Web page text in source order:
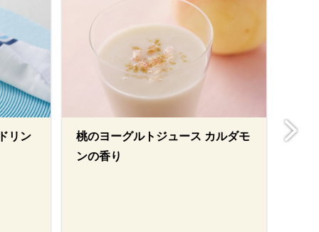
リン
桃のヨーグルトジュース カルダモ
ンの香り
スパ